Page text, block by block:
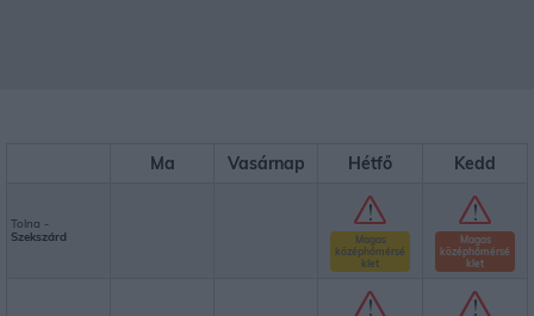
Ma Vasárnap Hétfő Kedd
Tolna -
Szekszárd
Magas
középhőmérsé
klet
Magas
középhőmérsé
klet